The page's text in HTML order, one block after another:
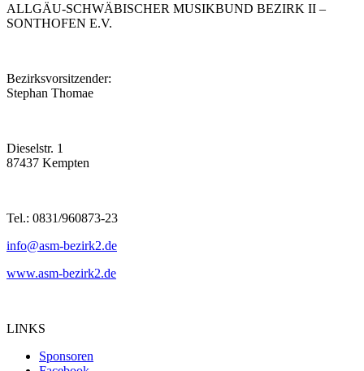
ALLGÄU-SCHWÄBISCHER MUSIKBUND BEZIRK II –
SONTHOFEN E.V.
Bezirksvorsitzender:
Stephan Thomae
Dieselstr. 1
87437 Kempten
Tel.: 0831/960873-23
info@asm-bezirk2.de
www.asm-bezirk2.de
LINKS
Sponsoren